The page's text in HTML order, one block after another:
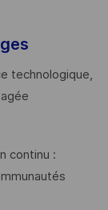
technologique,
continu :